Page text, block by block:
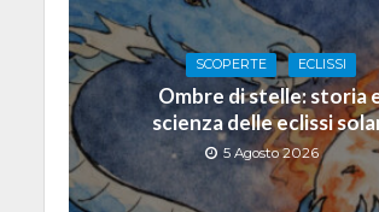
SCOPERTE ECLISSI
Ombre di stelle: storia
scienza delle eclissi
5 Agosto 2026